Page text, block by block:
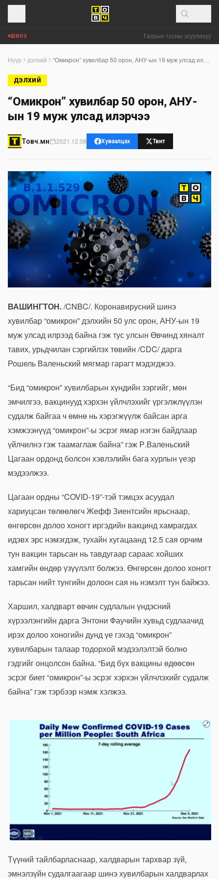
ШИНЭ Газрын тосны агуулахууд
Нүүр дэлхий
ДЭЛХИЙ
“Омикрон” хувилбар 50 орон, АНУ-
ын 19 муж улсад илэрчээ
Товч.мн 2021.12.08 Хуваалцах Твит
ВАШИНГТОН./CNBC/. Коронавирусний шинэ
хувилбар “омикрон” дэлхийн 50 улс орон, АНУ-ын 19
муж улсад илрээд байна гэж тус улсын Өвчинд хяналт
тавих, урьдчилан сэргийлэх төвийн /CDC/ дарга
Рошель Валеньский мягмар гарагт мэдэгджээ.
“Бид “омикрон” хувилбарын хүндийн зэргийг, мөн
эмчилгээ, вакцинууд хэрхэн үйлчлэхийг үргэлжлүүлэн
судалж байгаа ч өмнө нь хэрэгжүүлж байсан арга
хэмжээнүүд “омикрон”-ы эсрэг ямар нэгэн байдлаар
үйлчилнэ гэж таамаглаж байна” гэж Р.Валеньский
Цагаан ордонд болсон хэвлэлийн бага хурлын үеэр
мэдээлжээ.
Цагаан ордны “COVID-19”-тэй тэмцэх асуудал
хариуцсан төлөөлөгч Жефф Зиентсийн ярьснаар,
өнгөрсөн долоо хоногт иргэдийн вакцинд хамрагдах
идэвх эрс нэмэгдэж, тухайн хугацаанд 12.5 сая орчим
тун вакцин тарьсан нь тавдугаар сараас хойших
хамгийн өндөр үзүүлэлт болжээ. Өнгөрсөн долоо хоногт
тарьсан нийт тунгийн долоон сая нь нэмэлт тун байжээ.
Харшил, халдварт өвчин судлалын үндэсний
хүрээлэнгийн дарга Энтони Фаучийн хувьд судлаачид
ирэх долоо хоногийн дунд үе гэхэд “омикрон”
хувилбарын талаар тодорхой мэдээлэлтэй болно
гэдгийг онцолсон байна. “Бид бүх вакцины өдөөсөн
эсрэг биет “омикрон”-ы эсрэг хэрхэн үйлчлэхийг судалж
байна” гэж тэрбээр нэмж хэлжээ.
Түүний тайлбарласнаар, халдварын тархвар зүй,
эмнэлзүйн судалгаагаар шинэ хувилбарын халдварлах